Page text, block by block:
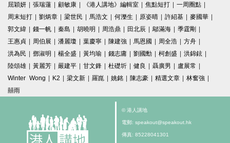
屈穎妍 | 張瑞蓮 | 顧敏康 | 《港人講地》編輯室 | 焦點短打 | 一周圈點 |
周末短打 | 劉炳章 | 梁世民 | 馬浩文 | 何濼生 | 原姿晴 | 許紹基 | 麥國華 |
郭文緯 | 錢一帆 | 秦島 | 胡曉明 | 周浩鼎 | 田北辰 | 鄔滿海 | 季霆剛 |
王惠貞 | 周伯展 | 潘麗瓊 | 葉慶寧 | 陳建強 | 馬恩國 | 周全浩 | 方舟 |
洪為民 | 鄧淑明 | 楊全盛 | 黃均瑜 | 錢志庸 | 劉國勳 | 柯創盛 | 洪錦鉉 |
陸頌雄 | 黃麗芳 | 嚴建平 | 甘文鋒 | 杜礎圻 | 健良 | 聶廣男 | 盧展常 |
Winter Wong | K2 | 梁文新 | 羅崑 | 姚銘 | 陳志豪 | 精選文章 | 林奮強 |
囍雨
© 港人講地
電郵: speakout@speakout.hk
傳真: 85228041301